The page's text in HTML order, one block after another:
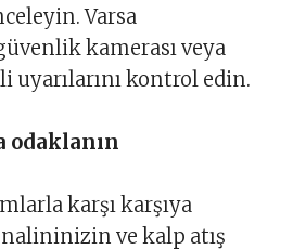
Varsa
kamerası veya
uyarılarını kontrol edin.
odaklanın
karşı karşıya
ve kalp atış